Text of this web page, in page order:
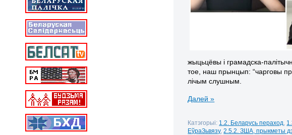
жыцьцёвы і грамадска-
тое, наш прынцып: “чарговы
лічым слушным.
Далей »
Катэгорыі: 1.2. Беларусь пераход
ЕўраЗьвязу,2.5.2. ЗША, прыкметы